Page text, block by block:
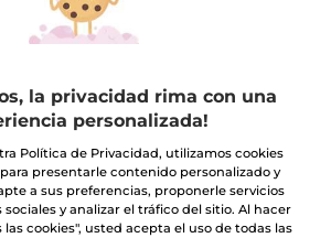
60 hectáreas de
campos orgánicos
la privacidad rima con una
personalizada!
Política de Privacidad, utilizamos cookies
presentarle contenido personalizado y
a sus preferencias, proponerle servicios
y analizar el tráfico del sitio. Al hacer
cookies", usted acepta el uso de todas las